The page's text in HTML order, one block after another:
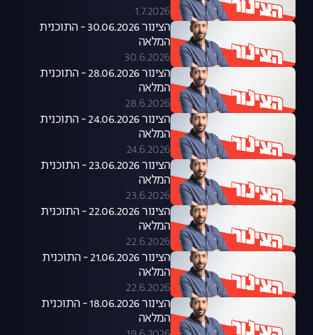
1.7.2026
הצינור 30.06.2026 - התוכנית
המלאה
30.6.2026
הצינור 28.06.2026 - התוכנית
המלאה
28.6.2026
הצינור 24.06.2026 - התוכנית
המלאה
24.6.2026
הצינור 23.06.2026 - התוכנית
המלאה
23.6.2026
הצינור 22.06.2026 - התוכנית
המלאה
22.6.2026
הצינור 21.06.2026 - התוכנית
המלאה
22.6.2026
הצינור 18.06.2026 - התוכנית
המלאה